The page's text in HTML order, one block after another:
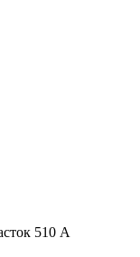
510 А